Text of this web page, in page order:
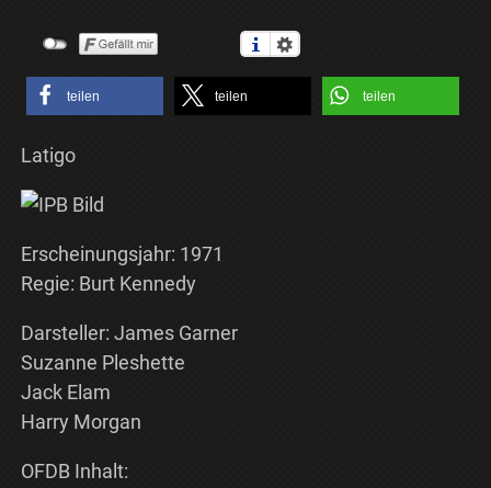
teilen teilen teilen
Latigo
Erscheinungsjahr: 1971
Regie: Burt Kennedy
Darsteller: James Garner
Suzanne Pleshette
Jack Elam
Harry Morgan
OFDB Inhalt: